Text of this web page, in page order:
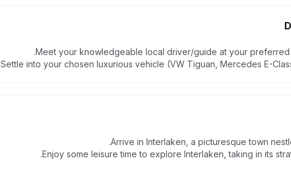
Meet your knowledgeable local driver/guide at your preferred
Settle into your chosen luxurious vehicle (VW Tiguan, Mercedes E-
Arrive in Interlaken, a picturesque town
Enjoy some leisure time to explore Interlaken, taking in its